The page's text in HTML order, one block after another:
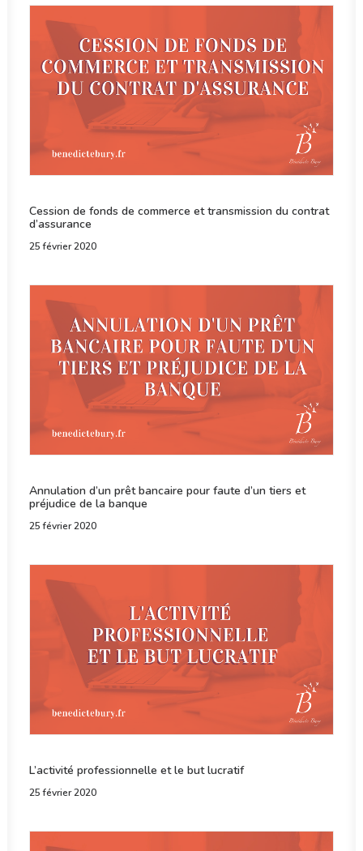
Cession de fonds de commerce et transmission du contrat
d’assurance
25 février 2020
Annulation d’un prêt bancaire pour faute d’un tiers et
préjudice de la banque
25 février 2020
L’activité professionnelle et le but lucratif
25 février 2020